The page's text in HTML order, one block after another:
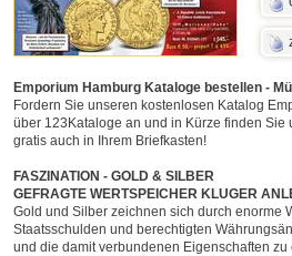
Emporium Hamburg Kataloge bestellen -
Fordern Sie unseren kostenlosen Katalog
über 123Kataloge an und in Kürze finden
gratis auch in Ihrem Briefkasten!
FASZINATION - GOLD & SILBER
GEFRAGTE WERTSPEICHER KLUGER
Gold und Silber zeichnen sich durch enorme
Staatsschulden und berechtigten
und die damit verbundenen Eigenschaften